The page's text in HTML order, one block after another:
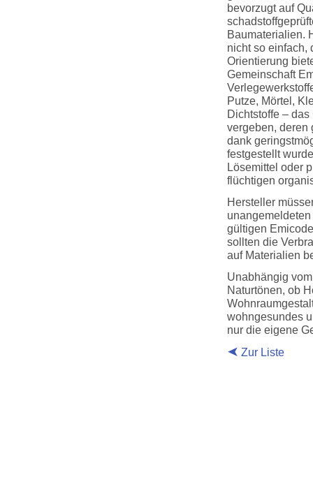
bevorzugt auf
Baumaterialien.
nicht so einfach,
Orientierung
Gemeinschaft
Putze, Mörtel,
Dichtstoffe –
vergeben, deren
dank
festgestellt
Lösemittel oder
flüchtigen
Hersteller
gültigen
sollten die
auf Materialien
Unabhängig
Naturtönen, ob
wohngesundes
nur die eigene
Zur Liste